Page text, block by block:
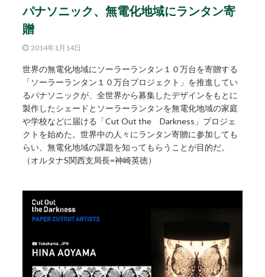
パナソニック、無電化地域にランタン寄
贈
2014年1月14日
世界の無電化地域にソーラーランタン１０万台を寄贈する
「ソーラーランタン１０万台プロジェクト」を推進してい
るパナソニックが、全世界から募集したデザインをもとに
製作したシェードとソーラーランタンを無電化地域の家庭
や学校などに届ける「Cut Out the Darkness」プロジェ
クトを始めた。世界中の人々にランタン寄贈に参加しても
らい、無電化地域の課題を知ってもらうことが目的だ。
（オルタナS関西支局長=神崎英徳）